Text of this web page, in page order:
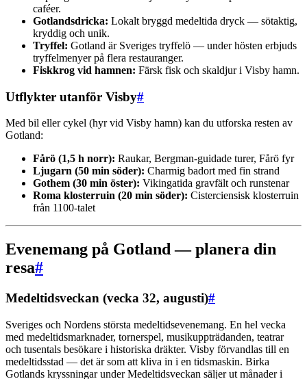
caféer.
Gotlandsdricka: Lokalt bryggd medeltida dryck — sötaktig,
kryddig och unik.
Tryffel: Gotland är Sveriges tryffelö — under hösten erbjuds
tryffelmenyer på flera restauranger.
Fiskkrog vid hamnen: Färsk fisk och skaldjur i Visby hamn.
Utflykter utanför Visby#
Med bil eller cykel (hyr vid Visby hamn) kan du utforska resten av
Gotland:
Fårö (1,5 h norr): Raukar, Bergman-guidade turer, Fårö fyr
Ljugarn (50 min söder): Charmig badort med fin strand
Gothem (30 min öster): Vikingatida gravfält och runstenar
Roma klosterruin (20 min söder): Cisterciensisk klosterruin
från 1100-talet
Evenemang på Gotland — planera din
resa#
Medeltidsveckan (vecka 32, augusti)#
Sveriges och Nordens största medeltidsevenemang. En hel vecka
med medeltidsmarknader, tornerspel, musikuppträdanden, teatrar
och tusentals besökare i historiska dräkter. Visby förvandlas till en
medeltidsstad — det är som att kliva in i en tidsmaskin. Birka
Gotlands kryssningar under Medeltidsveckan säljer ut månader i